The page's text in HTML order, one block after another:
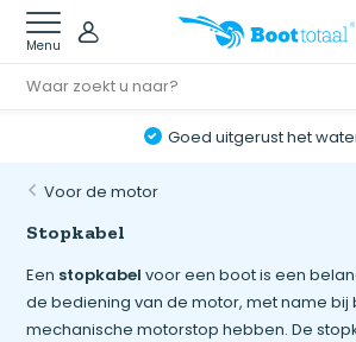
Menu
Goed uitgerust het
Voor de motor
Stopkabel
Een stopkabel voor een boot is een
de bediening van de motor, met name bij
mechanische motorstop hebben. De